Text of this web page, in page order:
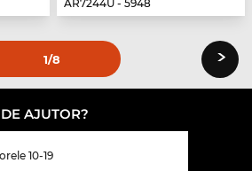
AR7244U - 5948
1/8 ›
AJUTOR?
10-19